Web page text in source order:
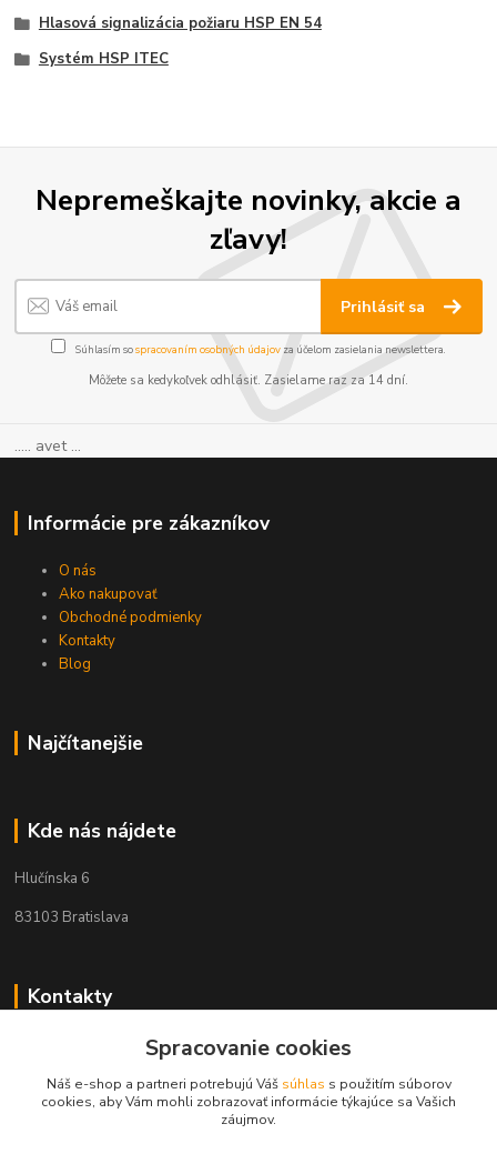
Hlasová signalizácia požiaru HSP EN 54
Systém HSP ITEC
Nepremeškajte novinky, akcie a
zľavy!
Prihlásiť sa
Súhlasím sospracovaním osobných údajov za účelom zasielania newslettera.
Môžete sa kedykoľvek odhlásiť. Zasielame raz za 14 dní.
..... avet ...
Informácie pre zákazníkov
O nás
Ako nakupovať
Obchodné podmienky
Kontakty
Blog
Najčítanejšie
Kde nás nájdete
Hlučínska 6
83103 Bratislava
Kontakty
+421 908 678 479
info@audiovideoshop.sk
Spracovanie cookies
Náš e-shop a partneri potrebujú Váš súhlas s použitím súborov
cookies, aby Vám mohli zobrazovať informácie týkajúce sa Vašich
záujmov.